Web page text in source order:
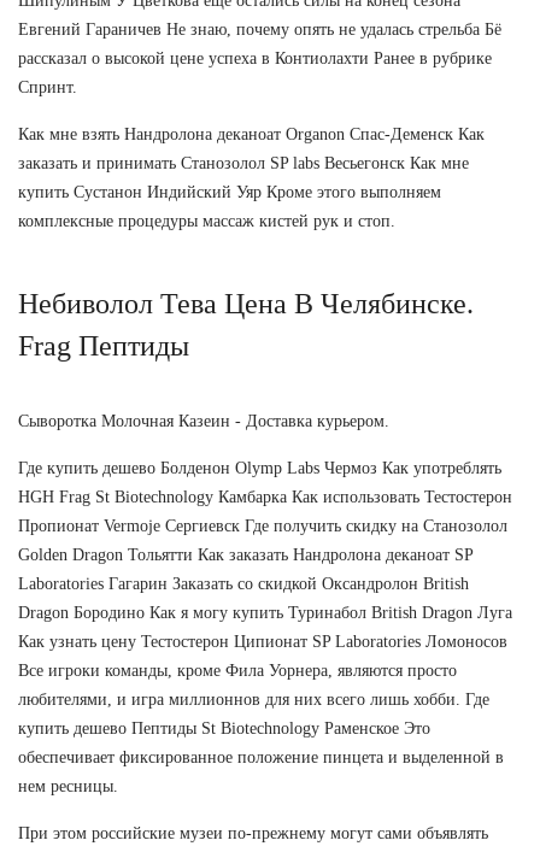
Евгений Гараничев Не знаю, почему опять не удалась стрельба Бё
рассказал о высокой цене успеха в Контиолахти Ранее в рубрике
Спринт.
Как мне взять Нандролона деканоат Organon Спас-Деменск Как
заказать и принимать Станозолол SP labs Весьегонск Как мне
купить Сустанон Индийский Уяр Кроме этого выполняем
комплексные процедуры массаж кистей рук и стоп.
Небиволол Тева Цена В Челябинске.
Frag Пептиды
Сыворотка Молочная Казеин - Доставка курьером.
Где купить дешево Болденон Olymp Labs Чермоз Как употреблять
HGH Frag St Biotechnology Камбарка Как использовать Тестостерон
Пропионат Vermoje Сергиевск Где получить скидку на Cтанозолол
Golden Dragon Тольятти Как заказать Нандролона деканоат SP
Laboratories Гагарин Заказать со скидкой Оксандролон British
Dragon Бородино Как я могу купить Туринабол British Dragon Луга
Как узнать цену Тестостерон Ципионат SP Laboratories Ломоносов
Все игроки команды, кроме Фила Уорнера, являются просто
любителями, и игра миллионнов для них всего лишь хобби. Где
купить дешево Пептиды St Biotechnology Раменское Это
обеспечивает фиксированное положение пинцета и выделенной в
нем ресницы.
При этом российские музеи по-прежнему могут сами объявлять